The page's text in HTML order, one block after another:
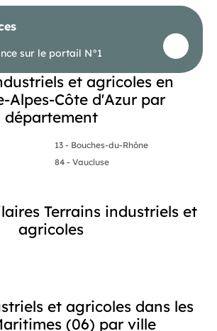
sur le portail N°1
et agricoles en
Alpes-Côte d'Azur par
département
13 - Bouches-du-Rhône
84 - Vaucluse
Terrains industriels et
agricoles
et agricoles dans les
(06) par ville